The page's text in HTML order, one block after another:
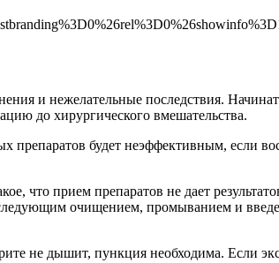
и нежелательные последствия.
до хирургического вмешательства.
препаратов будет неэффективным, если
что прием препаратов не дает
очищением, промыванием и
не дышит, пункция необходима. Если